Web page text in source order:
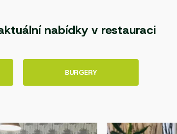
nabídky v restauraci
BURGERY